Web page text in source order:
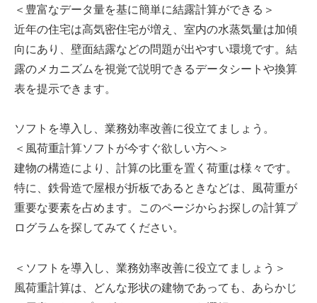
＜豊富なデータ量を基に簡単に結露計算ができる＞
近年の住宅は高気密住宅が増え、室内の水蒸気量は加傾
向にあり、壁面結露などの問題が出やすい環境です。結
露のメカニズムを視覚で説明できるデータシートや換算
表を提示できます。
ソフトを導入し、業務効率改善に役立てましょう。
＜風荷重計算ソフトが今すぐ欲しい方へ＞
建物の構造により、計算の比重を置く荷重は様々です。
特に、鉄骨造で屋根が折板であるときなどは、風荷重が
重要な要素を占めます。このページからお探しの計算プ
ログラムを探してみてください。
＜ソフトを導入し、業務効率改善に役立てましょう＞
風荷重計算は、どんな形状の建物であっても、あらかじ